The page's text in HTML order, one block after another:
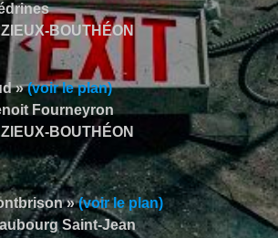
BOUTHÉON
»(voir le plan)
Fourneyron
BOUTHÉON
»(voir le plan)
Saint-Jean